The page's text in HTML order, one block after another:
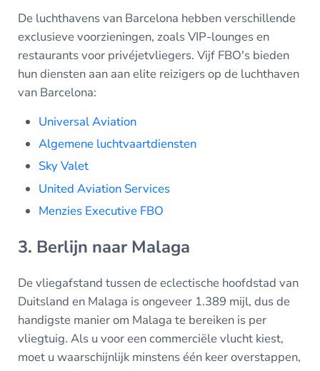
De luchthavens van Barcelona hebben verschillende
exclusieve voorzieningen, zoals VIP-lounges en
restaurants voor privéjetvliegers. Vijf FBO's bieden
hun diensten aan aan elite reizigers op de luchthaven
van Barcelona:
Universal Aviation
Algemene luchtvaartdiensten
Sky Valet
United Aviation Services
Menzies Executive FBO
3. Berlijn naar Malaga
De vliegafstand tussen de eclectische hoofdstad van
Duitsland en Malaga is ongeveer 1.389 mijl, dus de
handigste manier om Malaga te bereiken is per
vliegtuig. Als u voor een commerciële vlucht kiest,
moet u waarschijnlijk minstens één keer overstappen,